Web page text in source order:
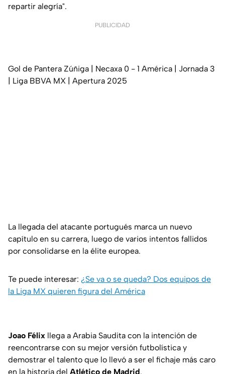
repartir alegría".
PUBLICIDAD
Gol de Pantera Zúñiga | Necaxa 0 - 1 América | Jornada 3
| Liga BBVA MX | Apertura 2025
La llegada del atacante portugués marca un nuevo
capítulo en su carrera, luego de varios intentos fallidos
por consolidarse en la élite europea.
Te puede interesar: ¿Se va o se queda? Dos equipos de
la Liga MX quieren figura del América
Joao Félix llega a Arabia Saudita con la intención de
reencontrarse con su mejor versión futbolística y
demostrar el talento que lo llevó a ser el fichaje más caro
en la historia del Atlético de Madrid.